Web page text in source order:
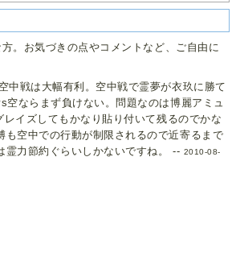
。お気づきの点やコメントなど、ご自由に
中戦は大幅有利。空中戦で霊夢が衣玖に勝て
空ならまず負けない。問題なのは博麗アミュ
レイズしてもかなり貼り付いて残るのでかな
も空中での行動が制限されるので近寄るまで
霊力節約ぐらいしかないですね。 -- 2010-08-